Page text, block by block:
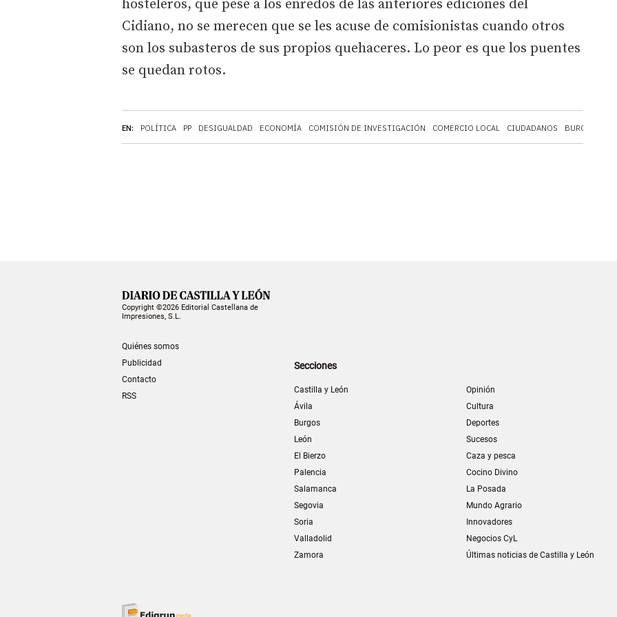
EN: POLÍTICA PP DESIGUALDAD ECONOMÍA COMISIÓN DE INVESTIGACIÓN COMERCIO LOCAL CIUDADANOS BURGOS
hosteleros, que pese a los enredos de las anteriores ediciones del
Cidiano, no se merecen que se les acuse de comisionistas cuando otros
son los subasteros de sus propios quehaceres. Lo peor es que los puentes
se quedan rotos.
Copyright ©2026 Editorial Castellana de
Impresiones, S.L.
Quiénes somos
Publicidad
Contacto
RSS
Secciones
Castilla y León
Ávila
Burgos
León
El Bierzo
Palencia
Salamanca
Segovia
Soria
Valladolid
Zamora
Opinión
Cultura
Deportes
Sucesos
Caza y pesca
Cocino Divino
La Posada
Mundo Agrario
Innovadores
Negocios CyL
Últimas noticias de Castilla y León